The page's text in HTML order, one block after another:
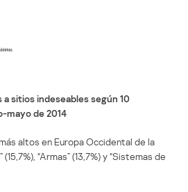
sitios indeseables según 10
mayo de 2014
altos en Europa Occidental de la
“Armas” (13,7%) y “Sistemas de